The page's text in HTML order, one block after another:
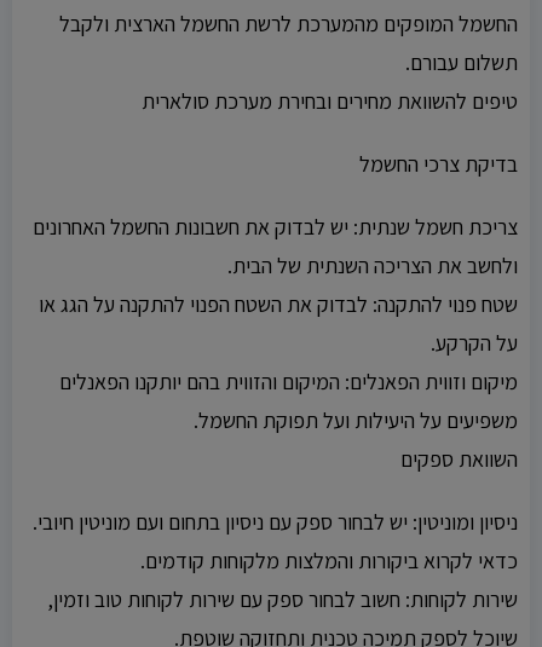
החשמל המופקים מהמערכת לרשת החשמל הארצית ולקבל
תשלום עבורם.
טיפים להשוואת מחירים ובחירת מערכת סולארית
בדיקת צרכי החשמל
צריכת חשמל שנתית: יש לבדוק את חשבונות החשמל האחרונים
ולחשב את הצריכה השנתית של הבית.
שטח פנוי להתקנה: לבדוק את השטח הפנוי להתקנה על הגג או
על הקרקע.
מיקום וזווית הפאנלים: המיקום והזווית בהם יותקנו הפאנלים
משפיעים על היעילות ועל תפוקת החשמל.
השוואת ספקים
ניסיון ומוניטין: יש לבחור ספק עם ניסיון בתחום ועם מוניטין חיובי.
כדאי לקרוא ביקורות והמלצות מלקוחות קודמים.
שירות לקוחות: חשוב לבחור ספק עם שירות לקוחות טוב וזמין,
שיוכל לספק תמיכה טכנית ותחזוקה שוטפת.